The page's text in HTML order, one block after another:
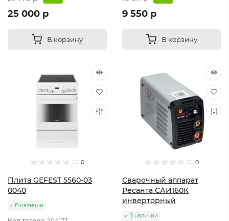
25 000 р
В корзину
9 550 р
В корзину
0
Плита GEFEST 5560-03
0040
В наличии
0
Сварочный аппарат
Ресанта САИ160К
инверторный
В наличии